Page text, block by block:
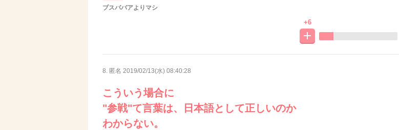
ブスババアよりマシ
+6
8. 匿名 2019/02/13(水) 08:40:28
こういう場合に
"参戦"て言葉は、日本語として正しいのか
わからない。